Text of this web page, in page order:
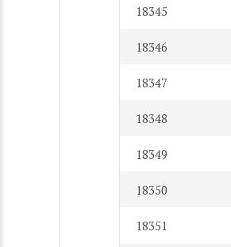
18345
18346
18347
18348
18349
18350
18351